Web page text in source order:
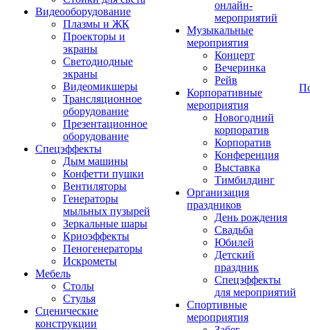
Видеооборудование
Плазмы и ЖК
Проекторы и
экраны
Светодиодные
экраны
Видеомикшеры
Трансляционное
оборудование
Презентационное
оборудование
Спецэффекты
Дым машины
Конфетти пушки
Вентиляторы
Генераторы
мыльных пузырей
Зеркальные шары
Криоэффекты
Пеногенераторы
Искрометы
Мебель
Столы
Стулья
Сценические
конструкции
онлайн-
мероприятий
Музыкальные
мероприятия
Концерт
Вечеринка
Рейв
Корпоративные
мероприятия
Новогодний
корпоратив
Корпоратив
Конференция
Выставка
Тимбилдинг
Организация
праздников
День рождения
Свадьба
Юбилей
Детский
праздник
Спецэффекты
для мероприятий
Спортивные
мероприятия